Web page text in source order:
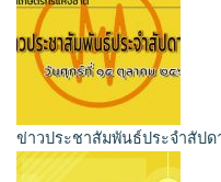
ข่าวประชาสัมพันธ์ประจำสัป